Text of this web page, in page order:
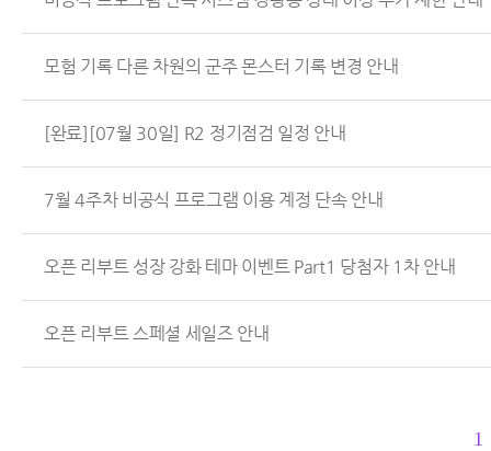
모험 기록 다른 차원의 군주 몬스터 기록 변경 안내
[완료][07월 30일] R2 정기점검 일정 안내
7월 4주차 비공식 프로그램 이용 계정 단속 안내
오픈 리부트 성장 강화 테마 이벤트 Part1 당첨자 1차 안내
오픈 리부트 스페셜 세일즈 안내
1